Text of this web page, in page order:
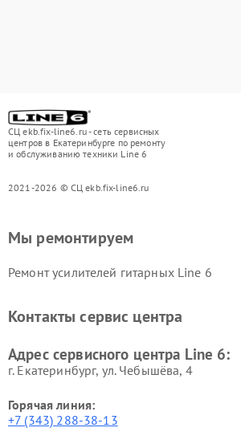
СЦ ekb.fix-line6.ru - сеть сервисных
центров в Екатеринбурге по ремонту
и обслуживанию техники Line 6
2021-2026 © СЦ ekb.fix-line6.ru
Мы ремонтируем
Ремонт усилителей гитарных Line 6
Контакты сервис центра
Адрес сервисного центра Line 6:
г. Екатеринбург, ул. Чебышёва, 4
Горячая линия:
+7 (343) 288-38-13